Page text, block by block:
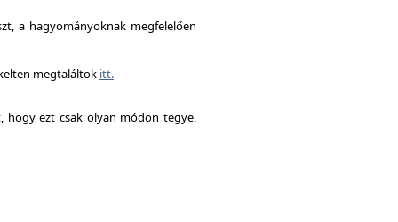
a hagyományoknak megfelelően
megtaláltok itt.
hogy ezt csak olyan módon tegye,